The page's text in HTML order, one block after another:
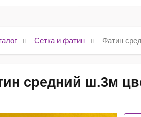
Сетка и фатин Фатин
средний ш.3м